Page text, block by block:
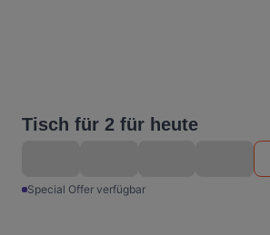
Tisch für 2 für heute
Special Offer verfügbar